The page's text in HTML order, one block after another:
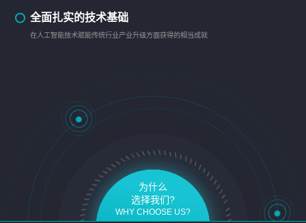
全面扎实的技术基础
在人工智能技术赋能传统行业产业升级方面获得的相当成就
为什么
选择我们?
WHY CHOOSE US?